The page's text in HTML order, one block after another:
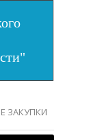
ЗАКУПКИ